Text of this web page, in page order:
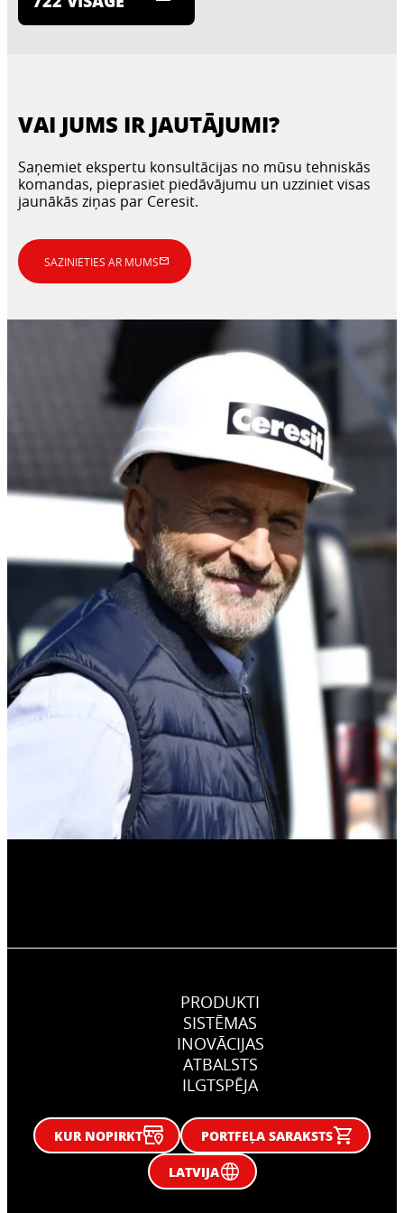
VAI JUMS IR JAUTĀJUMI?
Saņemiet ekspertu konsultācijas no mūsu tehniskās
komandas, pieprasiet piedāvājumu un uzziniet visas
jaunākās ziņas par Ceresit.
SAZINIETIES AR MUMS
PRODUKTI
SISTĒMAS
INOVĀCIJAS
ATBALSTS
ILGTSPĒJA
KUR NOPIRKT
PORTFEĻA SARAKSTS
LATVIJA